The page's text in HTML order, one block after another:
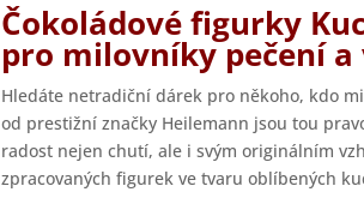
Čokoládové figurky
pro milovníky pečení
Hledáte netradiční dárek pro někoho, kdo
od prestižní značky Heilemann jsou tou
radost nejen chutí, ale i svým originálním
zpracovaných figurek ve tvaru oblíbených